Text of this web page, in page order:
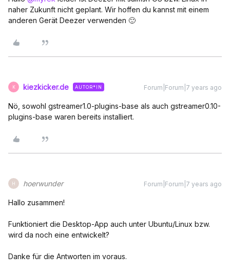
naher Zukunft nicht geplant. Wir hoffen du kannst mit einem
anderen Gerät Deezer verwenden 🙂
K kiezkicker.de AUTOR*IN Forum|Forum|7 years ago
Nö, sowohl gstreamer1.0-plugins-base als auch gstreamer0.10-
plugins-base waren bereits installiert.
H hoerwunder Forum|Forum|7 years ago
Hallo zusammen!
Funktioniert die Desktop-App auch unter Ubuntu/Linux bzw.
wird da noch eine entwickelt?
Danke für die Antworten im voraus.